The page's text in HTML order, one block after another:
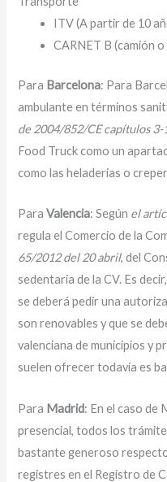
ITV (A partir de 10
CARNET B (camión
Para Barcelona: Para
ambulante en términos
de 2004/852/CE capítulos 3-
Food Truck como un
como las heladerias o
ParaValencia: Según el
regula el Comercio de la
65/2012 del 20 abril, del
sedentaria de la CV. Es
se deberá pedir una
son renovables y que se
valenciana de municipios y
suelen ofrecer todavía es
Para Madrid: En el caso de
presencial, todos los
bastante generoso
registres en el Registro de